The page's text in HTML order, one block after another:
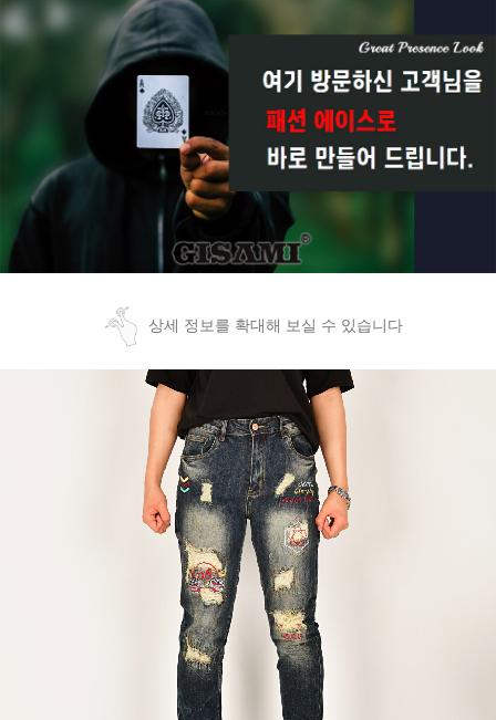
상세 정보를 확대해 보실 수 있습니다